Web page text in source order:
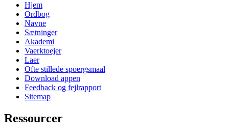
Hjem
Ordbog
Navne
Sætninger
Akademi
Vaerktoejer
Laer
Ofte stillede spoergsmaal
Download appen
Feedback og fejlrapport
Sitemap
Ressourcer